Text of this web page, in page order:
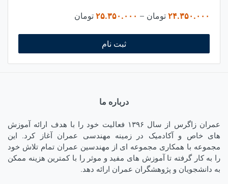
۲۴.۳۵۰.۰۰۰ تومان – ۲۵.۳۵۰.۰۰۰ تومان
through
۲۵.۳۵۰.۰۰۰ تومان
ثبت نام
درباره ما
عمران زاگرس از سال ۱۳۹۶ فعالیت خود را با هدف ارائه آموزش
های خاص و آکادمیک در زمینه مهندسی عمران آغاز کرد. این
مجموعه با همکاری مجموعه ای از مهندسین عمران تمام تلاش خود
را به کار گرفته تا آموزش های مفید و موثر را با کمترین هزینه ممکن
به دانشجویان و پژوهشگران عمران ارائه دهد.